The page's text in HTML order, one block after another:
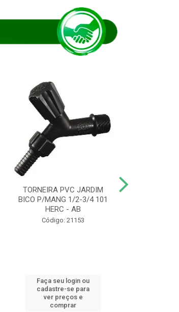
TORNEIRA PVC JARDIM
BICO P/MANG 1/2-3/4 101
HERC - AB
Código: 21153
Faça seu login ou
cadastre-se para
ver preços e
comprar